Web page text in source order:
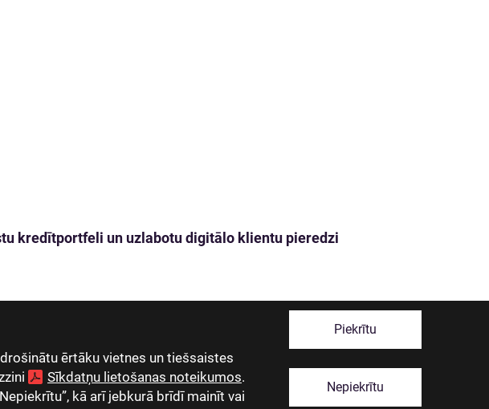
ērtāku vietnes un tiešsaistes
Sīkdatņu lietošanas noteikumos.
kā arī jebkurā brīdī mainīt vai
Piekrītu
Nepiekrītu
kredītportfeli un uzlabotu digitālo klientu pieredzi